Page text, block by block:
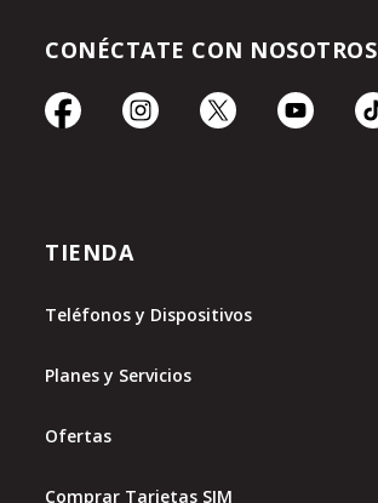
CONÉCTATE CON NOSOTROS
TIENDA
Teléfonos y Dispositivos
Planes y Servicios
Ofertas
Comprar Tarjetas SIM